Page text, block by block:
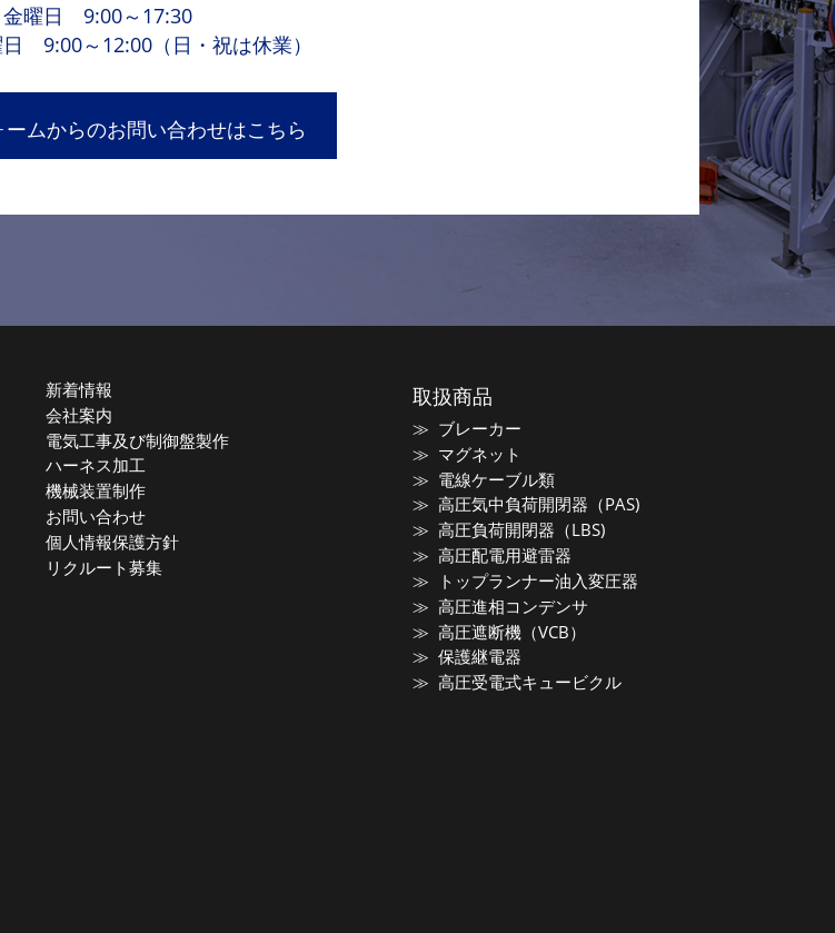
金曜日 9:00～17:30
日 9:00～12:00（日・祝は休業）
ームからのお問い合わせはこちら
新着情報
会社案内
電気工事及び制御盤製作
ハーネス加工
機械装置制作
お問い合わせ
個人情報保護方針
リクルート募集
取扱商品
ブレーカー
マグネット
電線ケーブル類
高圧気中負荷開閉器（PAS)
高圧負荷開閉器（LBS)
高圧配電用避雷器
トップランナー油入変圧器
高圧進相コンデンサ
高圧遮断機（VCB）
保護継電器
高圧受電式キュービクル